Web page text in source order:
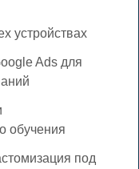
устройствах
Ads для
обучения
под